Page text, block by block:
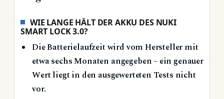
WIE LANGE HÄLT DER AKKU DES NUKI
SMART LOCK 3.0?
Die Batterielaufzeit wird vom Hersteller mit
etwa sechs Monaten angegeben – ein genauer
Wert liegt in den ausgewerteten Tests nicht
vor.